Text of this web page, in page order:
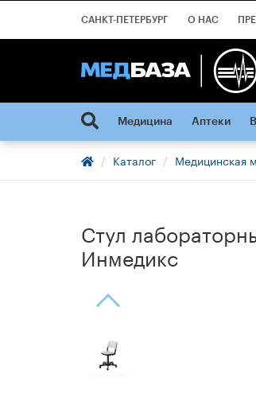
САНКТ-ПЕТЕРБУРГ О НАС
Медицина Аптеки
Каталог Медицинская
Стул
Инмедикс